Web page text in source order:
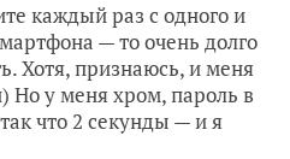
каждый раз с одного и
— то очень долго
Хотя, признаюсь, и меня
Но у меня хром, пароль в
что 2 секунды — и я